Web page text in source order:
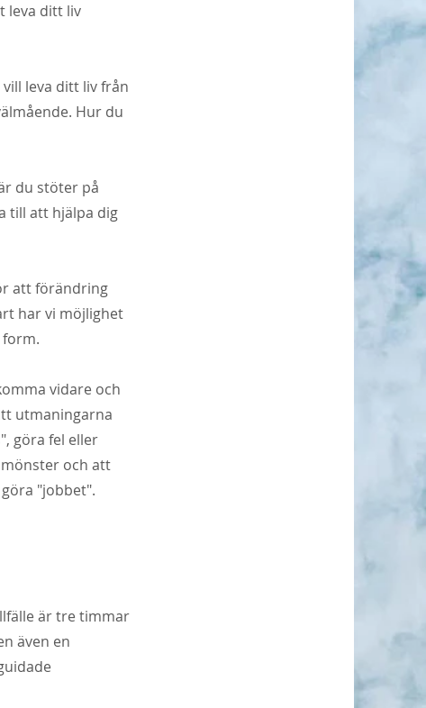
leva ditt liv
leva ditt liv från
Hur du
du stöter på
till att hjälpa dig
att förändring
har vi möjlighet
vidare och
utmaningarna
göra fel eller
och att
"jobbet".
är tre timmar
även en